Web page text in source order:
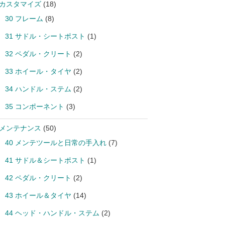
スタマイズ(18)
30 フレーム (8)
31 サドル・シートポスト (1)
32 ペダル・クリート (2)
33 ホイール・タイヤ (2)
34 ハンドル・ステム (2)
35 コンポーネント (3)
ンテナンス (50)
40 メンテツールと日常の手入れ(7)
41 サドル＆シートポスト (1)
42 ペダル・クリート (2)
43 ホイール＆タイヤ (14)
44 ヘッド・ハンドル・ステム (2)